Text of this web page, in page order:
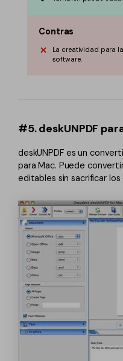
Contras
La creatividad para
software.
#5. deskUNPDF
deskUNPDF es un
para Mac. Puede
editables sin sacrificar los